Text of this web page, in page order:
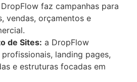
faz campanhas para
vendas, orçamentos e
de Sites: a DropFlow
landing pages,
e estruturas focadas em